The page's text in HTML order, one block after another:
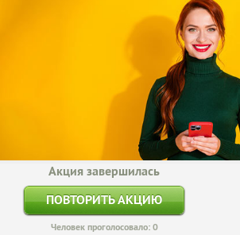
Акция завершилась
ПОВТОРИТЬ АКЦИЮ
Человек проголосовало: 0